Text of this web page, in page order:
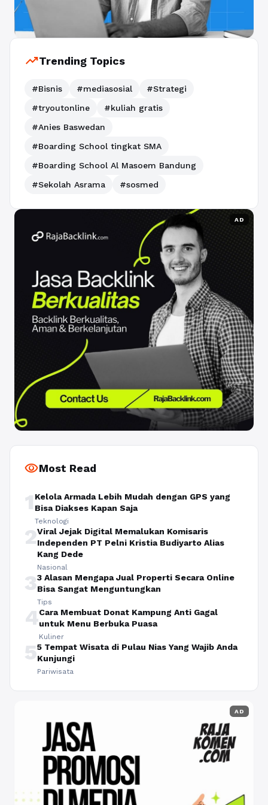
trending_upTrending Topics
#Bisnis #mediasosial
#Strategi
#tryoutonline
#kuliah gratis
#Anies Baswedan
#Boarding School tingkat SMA
#Boarding School Al Masoem Bandung
#Sekolah Asrama
#sosmed
AD
visibilityMost Read
1 Kelola Armada Lebih Mudah dengan GPS yang
Bisa Diakses Kapan Saja
Teknologi
2Viral Jejak Digital Memalukan Komisaris
Independen PT Pelni Kristia Budiyarto Alias
Kang Dede
Nasional
33 Alasan Mengapa Jual Properti Secara Online
Bisa Sangat Menguntungkan
Tips
4Cara Membuat Donat Kampung Anti Gagal
untuk Menu Berbuka Puasa
Kuliner
55 Tempat Wisata di Pulau Nias Yang Wajib Anda
Kunjungi
Pariwisata
AD